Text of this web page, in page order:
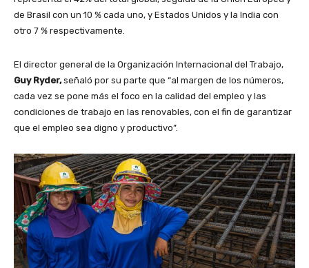
de Brasil con un 10 % cada uno, y Estados Unidos y la India con
otro 7 % respectivamente.
El director general de la Organización Internacional del Trabajo,
Guy Ryder,señaló por su parte que “al margen de los números,
cada vez se pone más el foco en la calidad del empleo y las
condiciones de trabajo en las renovables, con el fin de garantizar
que el empleo sea digno y productivo”.